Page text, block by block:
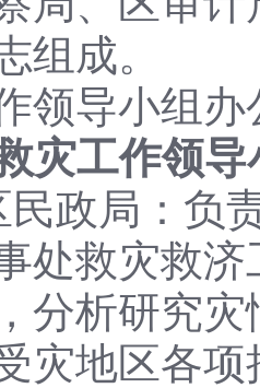
组成。
领导小组
灾工作领
政局：负
处救灾救
分析研究
灾地区各